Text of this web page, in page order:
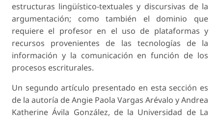
estructuras lingüístico-textuales y discursivas de la
argumentación; como también el dominio que
requiere el profesor en el uso de plataformas y
recursos provenientes de las tecnologías de la
información y la comunicación en función de los
procesos escriturales.
Un segundo artículo presentado en esta sección es
de la autoría de Angie Paola Vargas Arévalo y Andrea
Katherine Ávila González, de la Universidad de La